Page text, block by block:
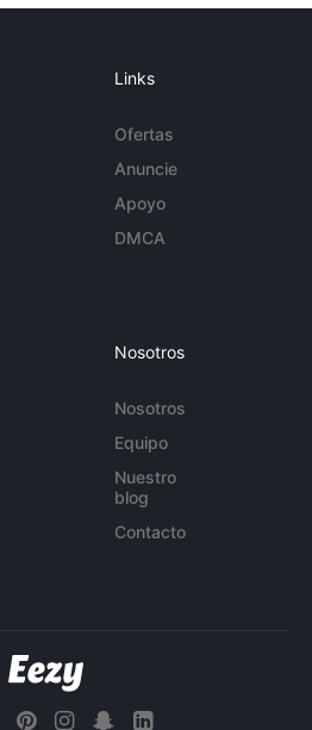
Links
Ofertas
Anuncie
Apoyo
DMCA
Nosotros
Nosotros
Equipo
Nuestro
blog
Contacto